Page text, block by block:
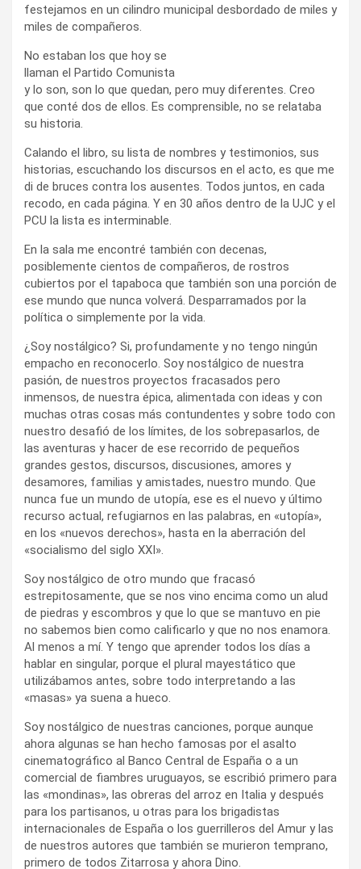
festejamos en un cilindro municipal desbordado de miles y
miles de compañeros.
No estaban los que hoy se
llaman el Partido Comunista
y lo son, son lo que quedan, pero muy diferentes. Creo
que conté dos de ellos. Es comprensible, no se relataba
su historia.
Calando el libro, su lista de nombres y testimonios, sus
historias, escuchando los discursos en el acto, es que me
di de bruces contra los ausentes. Todos juntos, en cada
recodo, en cada página. Y en 30 años dentro de la UJC y el
PCU la lista es interminable.
En la sala me encontré también con decenas,
posiblemente cientos de compañeros, de rostros
cubiertos por el tapaboca que también son una porción de
ese mundo que nunca volverá. Desparramados por la
política o simplemente por la vida.
¿Soy nostálgico? Si, profundamente y no tengo ningún
empacho en reconocerlo. Soy nostálgico de nuestra
pasión, de nuestros proyectos fracasados pero
inmensos, de nuestra épica, alimentada con ideas y con
muchas otras cosas más contundentes y sobre todo con
nuestro desafió de los límites, de los sobrepasarlos, de
las aventuras y hacer de ese recorrido de pequeños
grandes gestos, discursos, discusiones, amores y
desamores, familias y amistades, nuestro mundo. Que
nunca fue un mundo de utopía, ese es el nuevo y último
recurso actual, refugiarnos en las palabras, en «utopía»,
en los «nuevos derechos», hasta en la aberración del
«socialismo del siglo XXI».
Soy nostálgico de otro mundo que fracasó
estrepitosamente, que se nos vino encima como un alud
de piedras y escombros y que lo que se mantuvo en pie
no sabemos bien como calificarlo y que no nos enamora.
Al menos a mí. Y tengo que aprender todos los días a
hablar en singular, porque el plural mayestático que
utilizábamos antes, sobre todo interpretando a las
«masas» ya suena a hueco.
Soy nostálgico de nuestras canciones, porque aunque
ahora algunas se han hecho famosas por el asalto
cinematográfico al Banco Central de España o a un
comercial de fiambres uruguayos, se escribió primero para
las «mondinas», las obreras del arroz en Italia y después
para los partisanos, u otras para los brigadistas
internacionales de España o los guerrilleros del Amur y las
de nuestros autores que también se murieron temprano,
primero de todos Zitarrosa y ahora Dino.